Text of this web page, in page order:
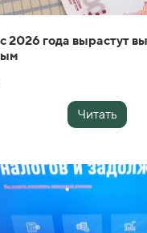
2026 года вырастут
Читать